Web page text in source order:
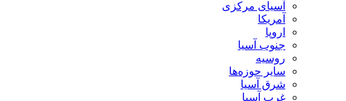
آسیای مرکزی
آمریکا
اروپا
جنوب آسیا
روسیه
سایر حوزه‌ها
شرق آسیا
غرب آسیا